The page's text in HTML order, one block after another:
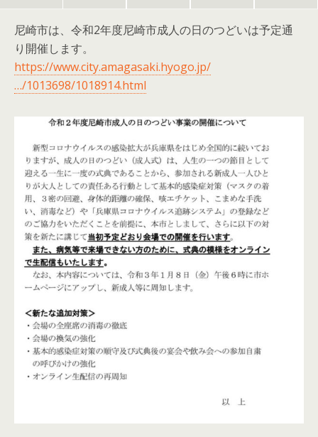
尼崎市は、令和2年度尼崎市成人の日のつどいは予定通
り開催します。
https://www.city.amagasaki.hyogo.jp/
…/1013698/1018914.html